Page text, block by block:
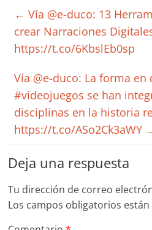
← Vía @e-duco: 13
crear Narraciones
https://t.co/6KbslEb0sp
Vía @e-duco: La forma
#videojuegos se han
disciplinas en la historia
https://t.co/ASo2Ck3aWY
Deja una respuesta
Tu dirección de correo
Los campos obligatorios